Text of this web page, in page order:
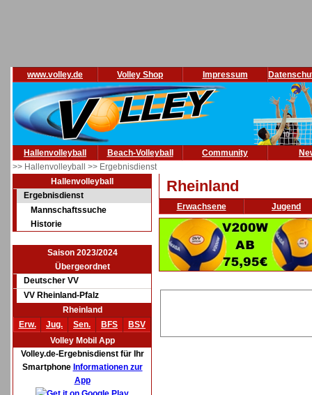
www.volley.de Volley Shop Impressum
Hallenvolleyball Beach-Volleyball Community
>> Hallenvolleyball >> Ergebnisdienst
Hallenvolleyball
Ergebnisdienst
Mannschaftssuche
Historie
Saison 2023/2024
Übergeordnet
Deutscher VV
VV Rheinland-Pfalz
Rheinland
Erw.
Jug. Sen. BFS
BSV
Volley Mobil App
Volley.de-Ergebnisdienst für Ihr
Smartphone Informationen zur
App
Rheinland
Erwachsene Jugend